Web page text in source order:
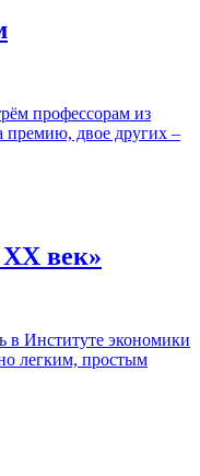
профессорам из
премию, двое других –
век»
в Институте экономики
легким, простым